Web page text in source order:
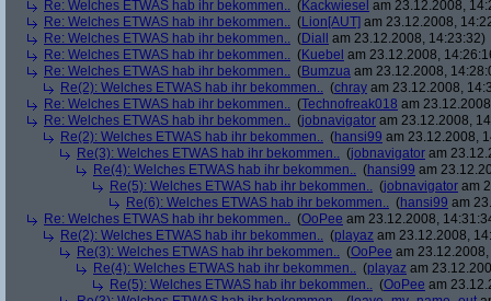
Re: Welches ETWAS hab ihr bekommen.. (Kackwiesel am 23.12.2008,
Re: Welches ETWAS hab ihr bekommen.. (Lion[AUT] am 23.12.2008,
Re: Welches ETWAS hab ihr bekommen.. (Diall
am 23.12.2008, 14:23:32)
Re: Welches ETWAS hab ihr bekommen.. (Kuebel am 23.12.2008,
Re: Welches ETWAS hab ihr bekommen.. (Bumzua am 23.12.2008,
Re(2): Welches ETWAS hab ihr bekommen.. (chray am 23.12.2008,
Re: Welches ETWAS hab ihr bekommen.. (Technofreak018 am
Re: Welches ETWAS hab ihr bekommen.. (jobnavigator am 23.12.2008,
Re(2): Welches ETWAS hab ihr bekommen.. (hansi99 am 23.12.2008,
Re(3): Welches ETWAS hab ihr bekommen.. (jobnavigator am
Re(4): Welches ETWAS hab ihr bekommen.. (hansi99 am
Re(5): Welches ETWAS hab ihr bekommen.. (jobnavigator am
Re(6): Welches ETWAS hab ihr bekommen.. (hansi99 am
Re: Welches ETWAS hab ihr bekommen.. (OoPee am 23.12.2008,
Re(2): Welches ETWAS hab ihr bekommen.. (playaz am 23.12.2008,
Re(3): Welches ETWAS hab ihr bekommen.. (OoPee am
Re(4): Welches ETWAS hab ihr bekommen.. (playaz am
Re(5): Welches ETWAS hab ihr bekommen.. (OoPee am